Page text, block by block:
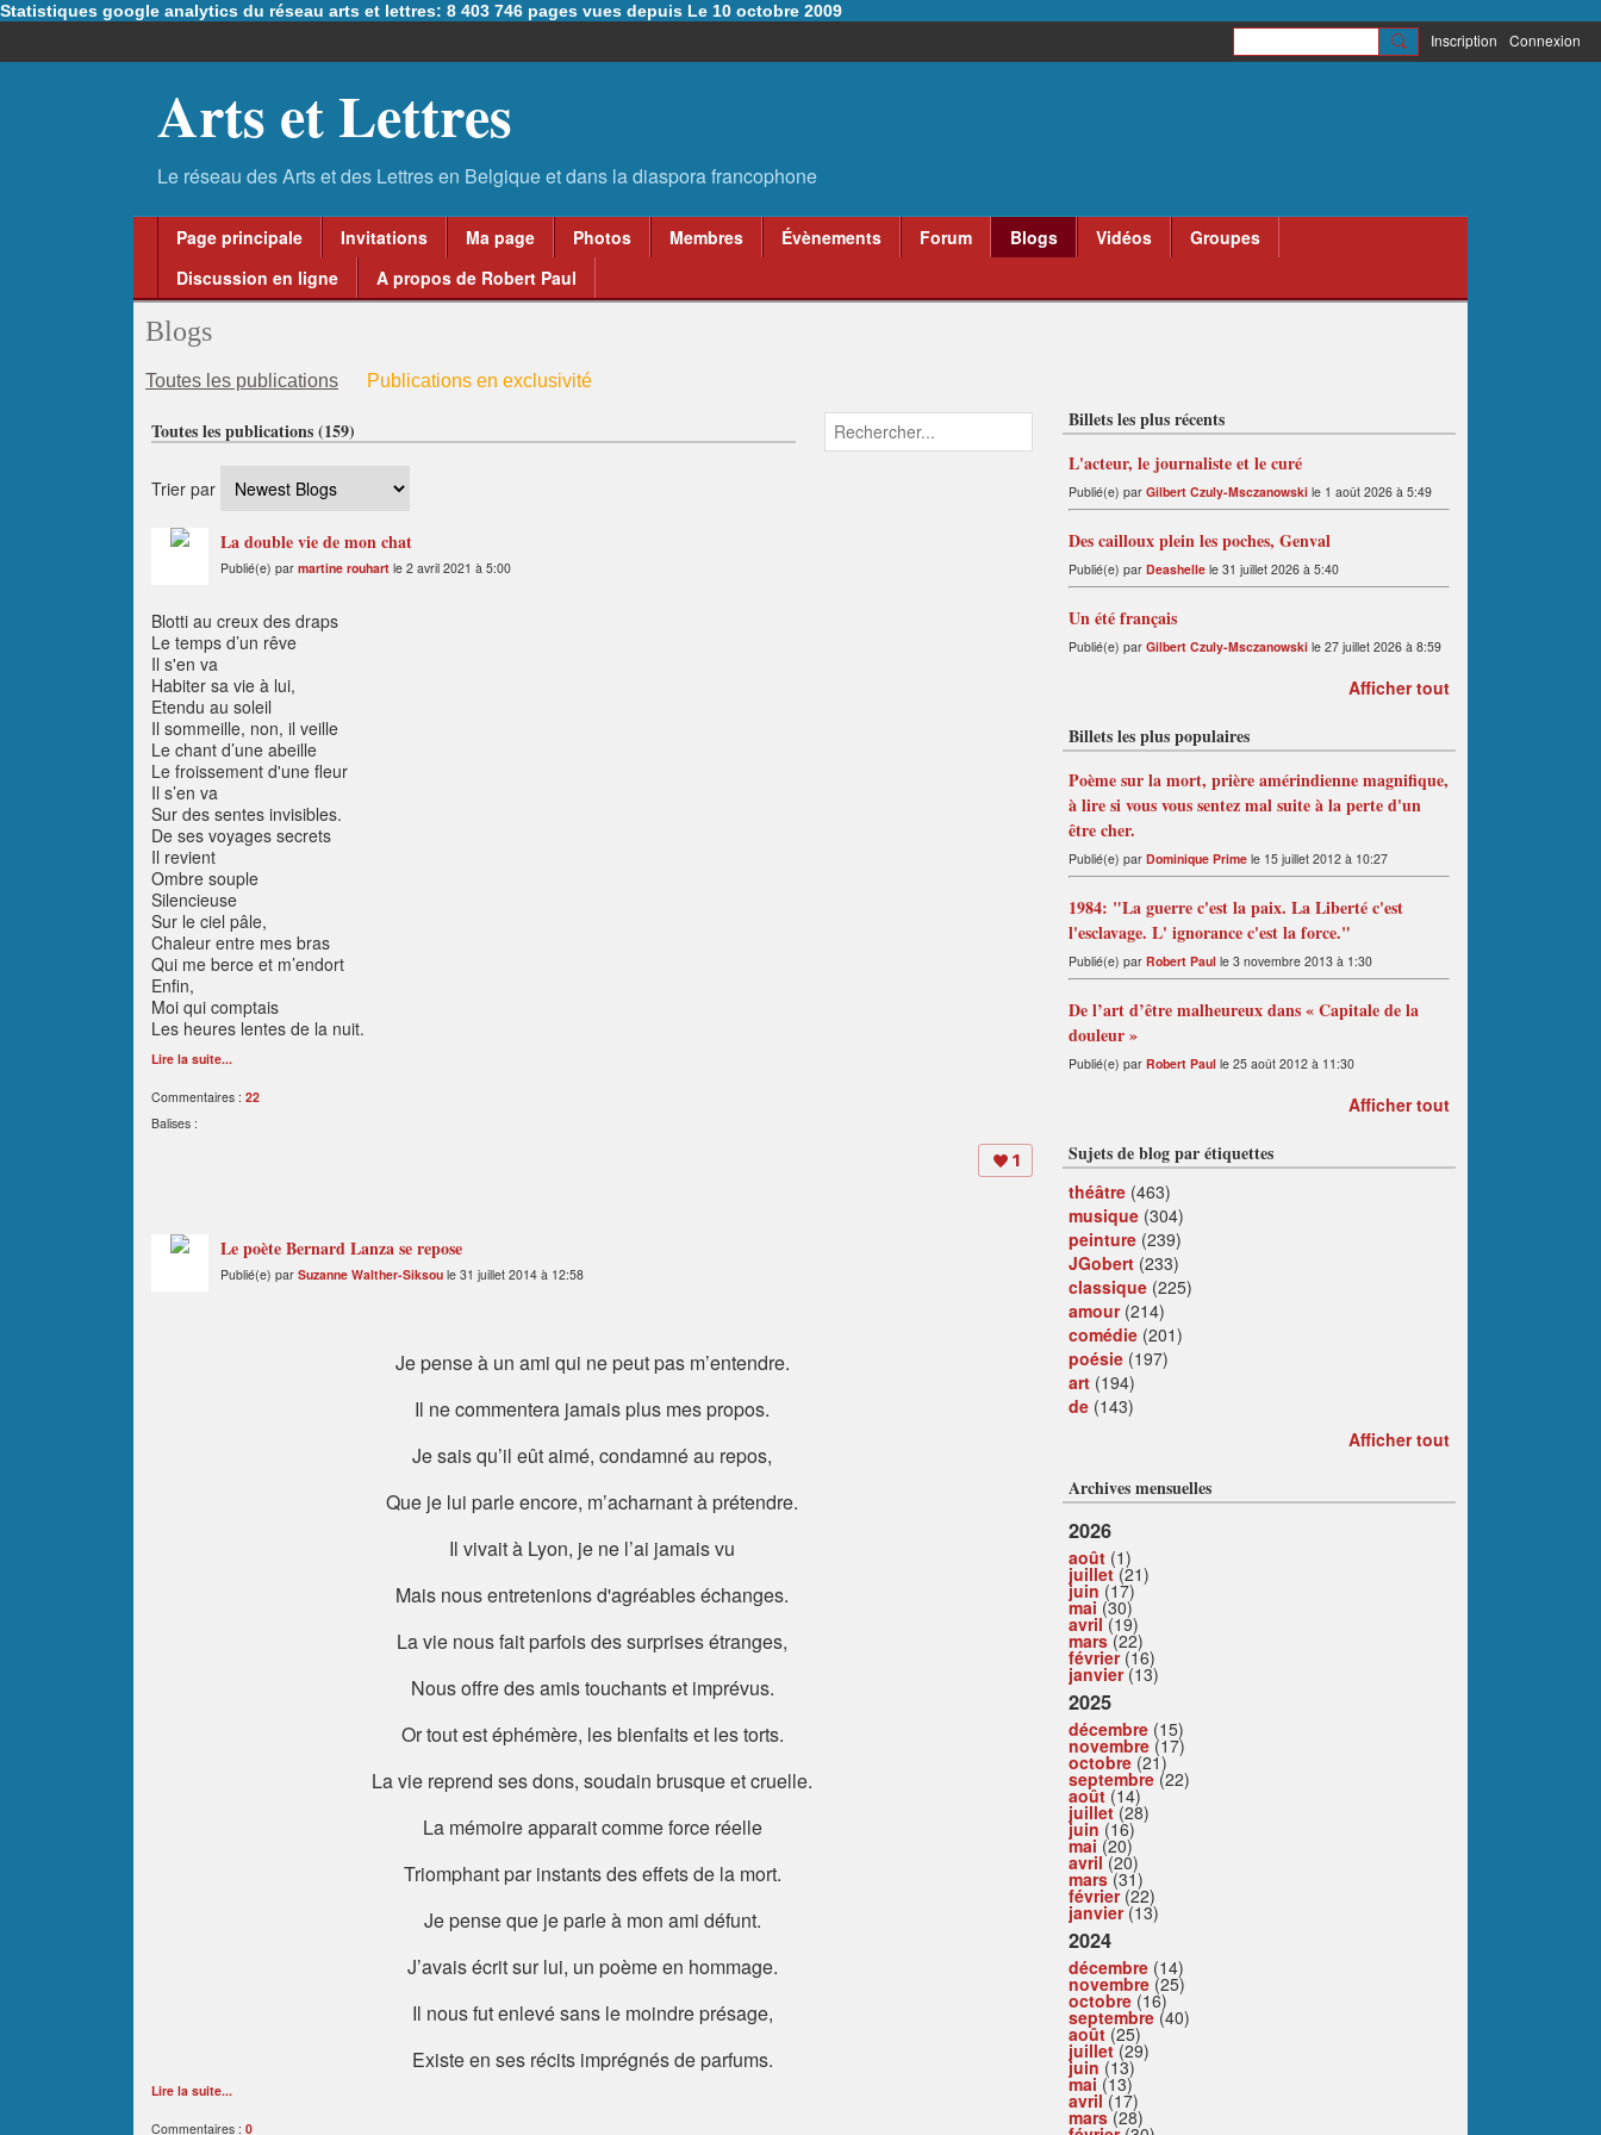
Statistiques google analytics du réseau arts et lettres: 8 403 746 pages vues depuis Le 10 octobre 2009
Inscription Connexion
Arts et Lettres
Page principale Invitations Ma page Photos Membres Évènements Forum Blogs Vidéos
Groupes
Discussion en ligne
A propos de Robert Paul
Blogs
Toutes les publications Publications en exclusivité
Toutes les publications (159)
Trier par
La double vie de mon chat
Publié(e) par martine rouhart le 2 avril 2021 à 5:00
Blotti au creux des draps
Le temps d’un rêve
Il s'en va
Habiter sa vie à lui,
Etendu au soleil
Il sommeille, non, il veille
Le chant d’une abeille
Le froissement d'une fleur
Il s’en va
Sur des sentes invisibles.
De ses voyages secrets
Il revient
Ombre souple
Silencieuse
Sur le ciel pâle,
Chaleur entre mes bras
Qui me berce et m’endort
Enfin,
Moi qui comptais
Les heures lentes de la nuit.
Lire la suite...
Commentaires : 22
Balises :
1
Le poète Bernard Lanza se repose
Publié(e) par Suzanne Walther-Siksou le 31 juillet 2014 à 12:58
Je pense à un ami qui ne peut pas m’entendre.
Il ne commentera jamais plus mes propos.
Je sais qu’il eût aimé, condamné au repos,
Que je lui parle encore, m’acharnant à prétendre.
Il vivait à Lyon, je ne l’ai jamais vu
Mais nous entretenions d'agréables échanges.
La vie nous fait parfois des surprises étranges,
Nous offre des amis touchants et imprévus.
Or tout est éphémère, les bienfaits et les torts.
La vie reprend ses dons, soudain brusque et cruelle.
La mémoire apparait comme force réelle
Triomphant par instants des effets de la mort.
Je pense que je parle à mon ami défunt.
J’avais écrit sur lui, un poème en hommage.
Il nous fut enlevé sans le moindre présage,
Existe en ses récits imprégnés de parfums.
Lire la suite...
Commentaires : 0
Billets les plus récents
L'acteur, le journaliste et le curé
Publié(e) par Gilbert Czuly-Msczanowski le 1 août 2026 à 5:49
Des cailloux plein les poches, Genval
Publié(e) par Deashelle le 31 juillet 2026 à 5:40
Un été français
Publié(e) par Gilbert Czuly-Msczanowski le 27 juillet 2026 à 8:59
Afficher tout
Billets les plus populaires
Poème sur la mort, prière amérindienne magnifique,
à lire si vous vous sentez mal suite à la perte d'un
être cher.
Publié(e) par Dominique Prime le 15 juillet 2012 à 10:27
1984: "La guerre c'est la paix. La Liberté c'est
l'esclavage. L' ignorance c'est la force."
Publié(e) par Robert Paul le 3 novembre 2013 à 1:30
De l’art d’être malheureux dans « Capitale de la
douleur »
Publié(e) par Robert Paul le 25 août 2012 à 11:30
Afficher tout
Sujets de blog par étiquettes
théâtre (463)
musique (304)
peinture (239)
JGobert (233)
classique (225)
amour(214)
comédie (201)
poésie (197)
art (194)
de (143)
Afficher tout
Archives mensuelles
2026
août (1)
juillet(21)
juin (17)
mai (30)
avril(19)
mars(22)
février(16)
janvier(13)
2025
décembre (15)
novembre (17)
octobre (21)
septembre (22)
août (14)
juillet(28)
juin (16)
mai (20)
avril(20)
mars(31)
février(22)
janvier(13)
2024
décembre (14)
novembre (25)
octobre (16)
septembre (40)
août (25)
juillet(29)
juin (13)
mai (13)
avril(17)
mars(28)